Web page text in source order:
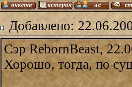
Добавлено:
Сэр RebornBeast,
Хорошо, тогда, по